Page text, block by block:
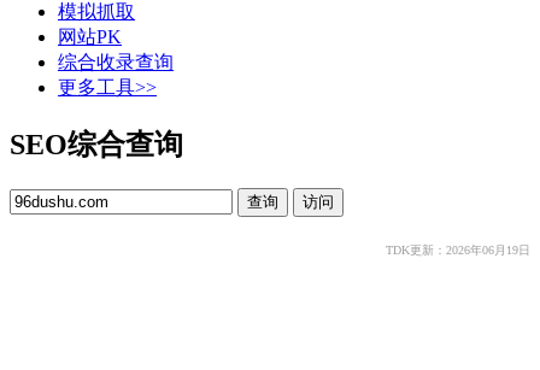
模拟抓取
网站PK
综合收录查询
更多工具>>
SEO综合查询
TDK更新：2026年06月19日